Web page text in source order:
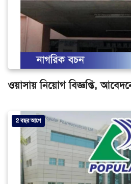
ওয়াসায় নিয়োগ বিজ্ঞপ্তি,
2 বছর আগে